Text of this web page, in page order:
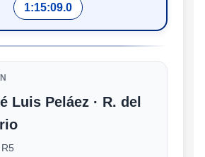
1:15:09.0
Luis Peláez · R. del